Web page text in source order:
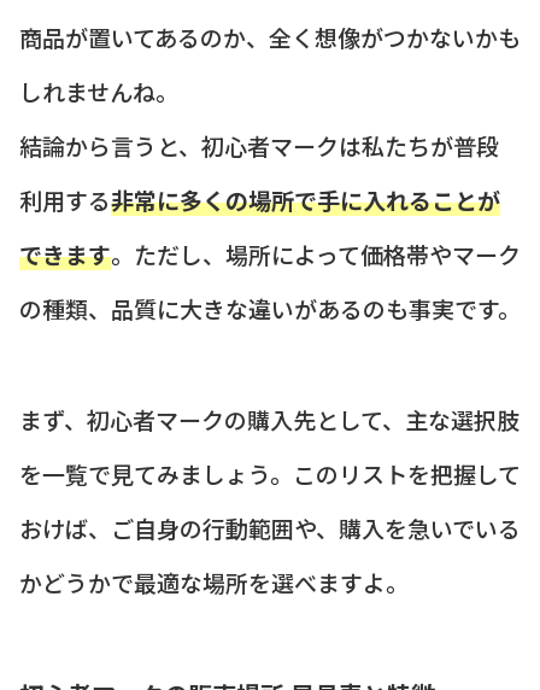
商品が置いてあるのか、全く想像がつかないかも
しれませんね。
結論から言うと、初心者マークは私たちが普段
利用する非常に多くの場所で手に入れることが
できます。ただし、場所によって価格帯やマーク
の種類、品質に大きな違いがあるのも事実です。
まず、初心者マークの購入先として、主な選択肢
を一覧で見てみましょう。このリストを把握して
おけば、ご自身の行動範囲や、購入を急いでいる
かどうかで最適な場所を選べますよ。